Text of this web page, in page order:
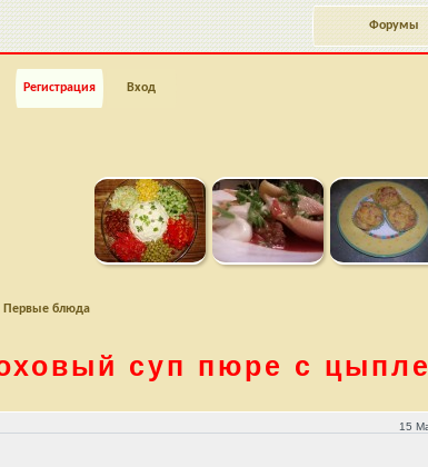
Форумы
Регистрация Вход
Первые блюда
суп пюре с
15